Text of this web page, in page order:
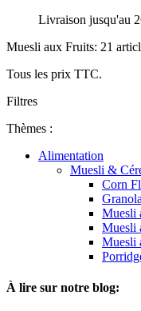
Livraison jusqu'au
Muesli aux Fruits: 21
Tous les prix TTC.
Filtres
Thèmes :
Alimentation
Muesli &
Corn
Muesli
Muesli
Muesli
À lire sur notre blog: